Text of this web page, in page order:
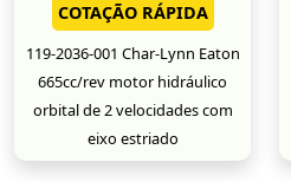
COTAÇÃO RÁPIDA
119-2036-001 Char-Lynn Eaton
665cc/rev motor hidráulico
orbital de 2 velocidades com
eixo estriado